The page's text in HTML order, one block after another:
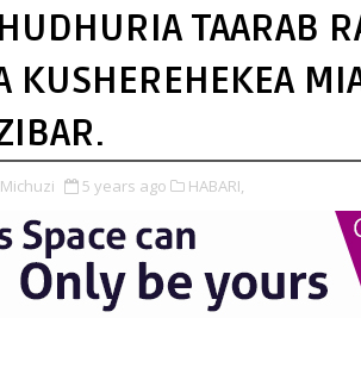
TAARAB
KUSHEREHEKEA
5 years ago HABARI,